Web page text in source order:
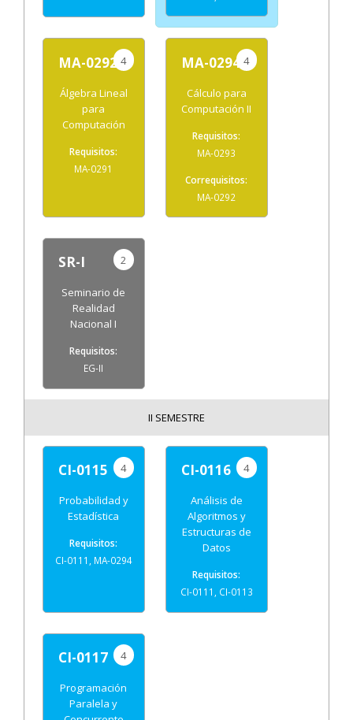
MA-0292
Álgebra Lineal
para
Computación
4
MA-0291
MA-0294
Cálculo para
Computación II
4
MA-0293
MA-0292
SR-I
Seminario de
Realidad
Nacional I
2
EG-II
II SEMESTRE
CI-0115
Probabilidad y
Estadística
4
CI-0111, MA-0294
CI-0116
Análisis de
Algoritmos y
Estructuras de
Datos
4
CI-0111, CI-0113
CI-0117
Programación
Paralela y
4